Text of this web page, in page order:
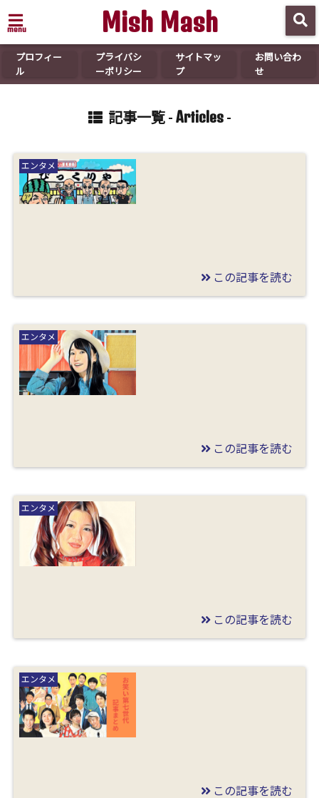
menu Mish Mash
プロフィー
ル
プライバシ
ーポリシー
サイトマッ
プ
お問い合わ
せ
記事一覧 - Articles-
エンタメ
びっくりや(亀山)四兄
弟は結婚してる？年齢
や独身の噂と英治の障
害も調査
この記事を読む
エンタメ
水樹奈々の旦那(結婚相
手)の顔画像や年齢は？
職業と出会いのきっか
けも調査
この記事を読む
エンタメ
バターぬりえが痩せ
た？改名理由や父と現
在の激痩せインスタ画
像を調査！
この記事を読む
エンタメ
この記事を読む